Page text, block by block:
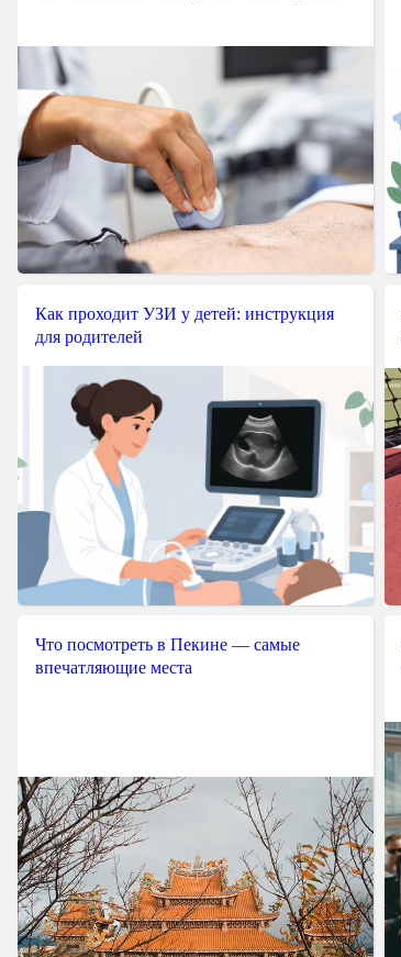
Как проходит УЗИ у детей: инструкция
для родителей
Что посмотреть в Пекине — самые
впечатляющие места